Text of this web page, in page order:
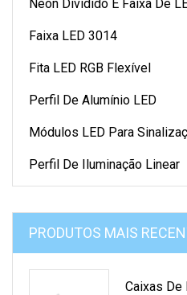
Néon Dividido E Faixa De
Faixa LED 3014
Fita LED RGB Flexível
Perfil De Alumínio LED
Módulos LED Para
Perfil De Iluminação Linear
PRODUTOS MAIS
Caixas De